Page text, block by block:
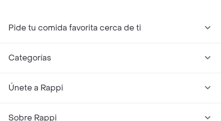
Pide tu comida favorita cerca de ti
Categorías
Únete a Rappi
Sobre Rappi